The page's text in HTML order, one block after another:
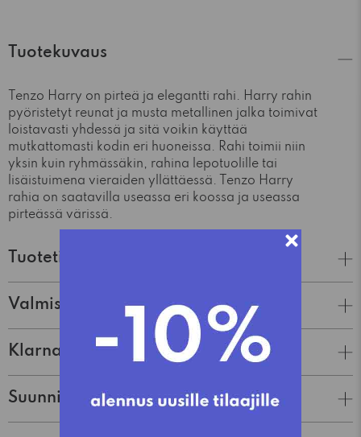
Tuotekuvaus
Tenzo Harry on pirteä ja elegantti rahi. Harry rahin
pyöristetyt reunat ja musta metallinen jalka toimivat
loistavasti yhdessä ja sitä voikin käyttää
mutkattomasti kodin eri huoneissa. Rahi toimii niin
yksin kuin ryhmässäkin, rahina lepotuolille tai
lisäistuimena vieraiden yllättäessä. Tenzo Harry
rahia on saatavilla useassa eri koossa ja useassa
pirteässä värissä.
Tuotetiedot
Valmistaja
Klarna Lasku & Tili
Suunnittelija